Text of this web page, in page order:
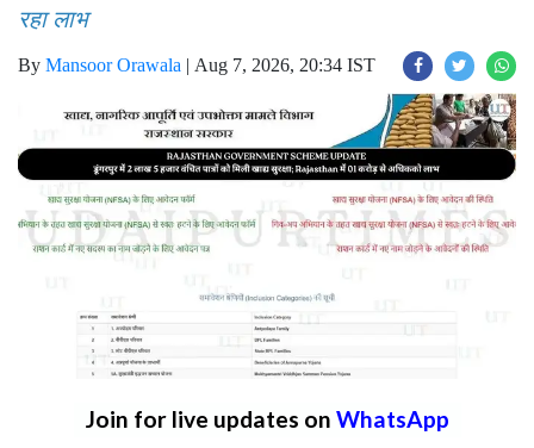
रहा लाभ
By Mansoor Orawala | Aug 7, 2026, 20:34 IST
Join for live updates on WhatsApp